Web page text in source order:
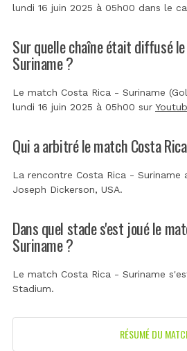
lundi 16 juin 2025 à 05h00 dans le
Sur quelle chaîne était diffusé
Suriname ?
Le match Costa Rica - Suriname
lundi 16 juin 2025 à 05h00 sur
Qui a arbitré le match Costa
La rencontre Costa Rica - Suriname
Joseph Dickerson, USA.
Dans quel stade s'est joué le
Suriname ?
Le match Costa Rica - Suriname
Stadium.
RÉSUMÉ DU